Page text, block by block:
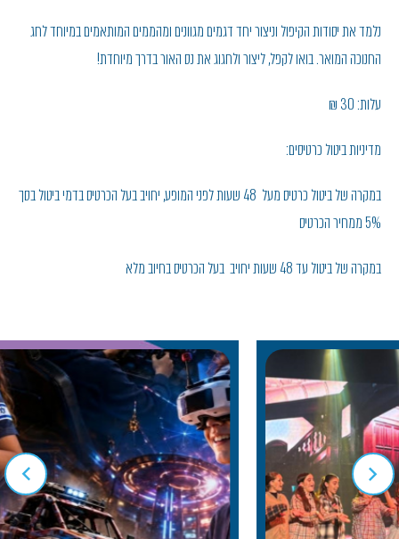
נלמד את יסודות הקיפול וניצור יחד דגמים מגוונים ומהממים המותאמים במיוחד לחג
החנוכה המואר. בואו לקפל, ליצור ולחגוג את נס האור בדרך מיוחדת!
עלות: 30 ₪
מדיניות ביטול כרטיסים:
במקרה של ביטול כרטיס מעל 48 שעות לפני המופע, יחויב בעל הכרטיס בדמי ביטול בסך
5% ממחיר הכרטיס
במקרה של ביטול עד 48 שעות יחויב בעל הכרטיס בחיוב מלא